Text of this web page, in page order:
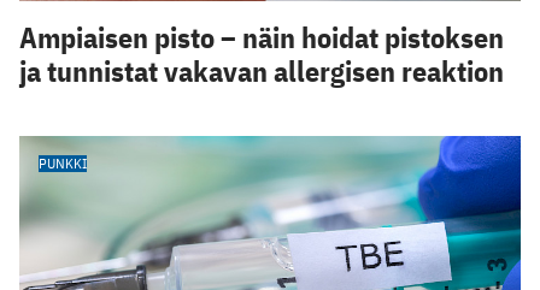
Ampiaisen pisto – näin hoidat pistoksen
ja tunnistat vakavan allergisen reaktion
PUNKKI